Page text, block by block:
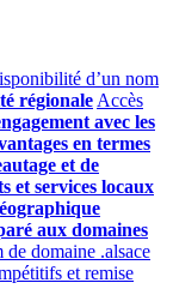
d’un nom
régionale Accès
avec les
en termes
et de
et services locaux
aux domaines
domaine .alsace
et remise